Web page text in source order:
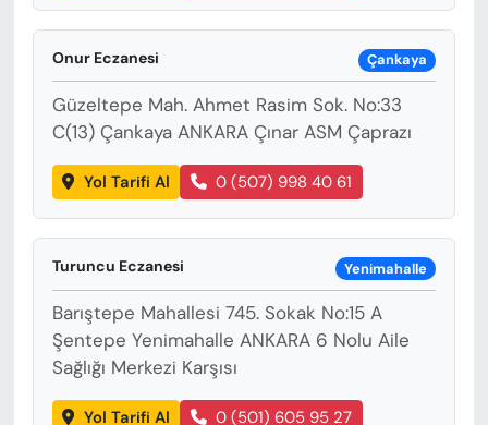
Onur Eczanesi Çankaya
Güzeltepe Mah. Ahmet Rasim Sok. No:33
C(13) Çankaya ANKARA Çınar ASM Çaprazı
Yol Tarifi Al 0 (507) 998 40 61
Turuncu Eczanesi Yenimahalle
Barıştepe Mahallesi 745. Sokak No:15 A
Şentepe Yenimahalle ANKARA 6 Nolu Aile
Sağlığı Merkezi Karşısı
Yol Tarifi Al 0 (501) 605 95 27
MAGAZİN
ÖZEL HABER
YAZAR KÖŞESİ
SİYASET
VAN VE DİYARBAKIR HABERLERİ